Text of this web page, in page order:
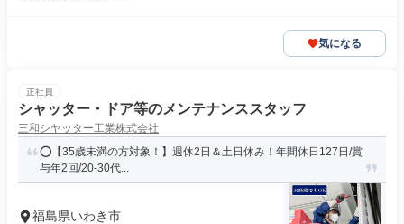
気になる
正社員
シャッター・ドア等のメンテナンススタッフ
三和シヤッター工業株式会社
⭕️【35歳未満の方対象！】週休2日＆土日休み！年間休日127日/賞
与年2回/20-30代...
福島県いわき市